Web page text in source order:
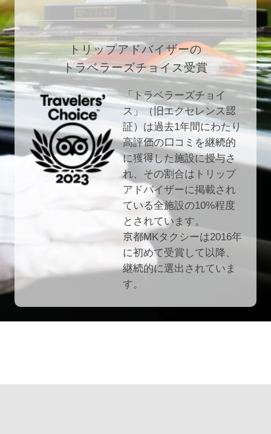
トリップアドバイザーの
トラベラーズチョイス受賞
「トラベラーズチョイ
ス」（旧エクセレンス認
証）は過去1年間にわたり
高評価の口コミを継続的
に獲得した施設に授与さ
れ、その割合はトリップ
アドバイザーに掲載され
ている全施設の10%程度
とされています。
京都MKタクシーは2016年
に初めて受賞して以降、
継続的に選出されていま
す。